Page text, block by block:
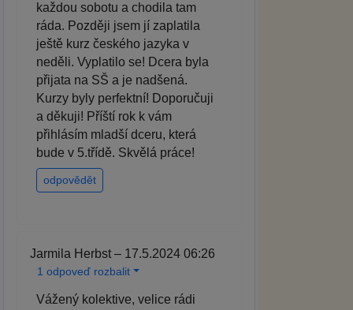
každou sobotu a chodila tam
ráda. Později jsem jí zaplatila
ještě kurz českého jazyka v
neděli. Vyplatilo se! Dcera byla
přijata na SŠ a je nadšená.
Kurzy byly perfektní! Doporučuji
a děkuji! Příští rok k vám
přihlásím mladší dceru, která
bude v 5.třídě. Skvělá práce!
odpovědět
Jarmila Herbst – 17.5.2024 06:26
1 odpoveď rozbalit
Vážený kolektive, velice rádi